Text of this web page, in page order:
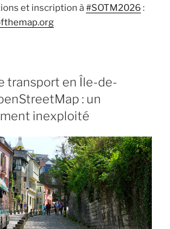
et inscription à#SOTM2026 :
transport en Île-de-
: un
inexploité